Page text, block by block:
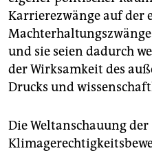
Karrierezwänge auf der
und sie seien dadurch
der Wirksamkeit des
Drucks und
Die Weltanschauung der